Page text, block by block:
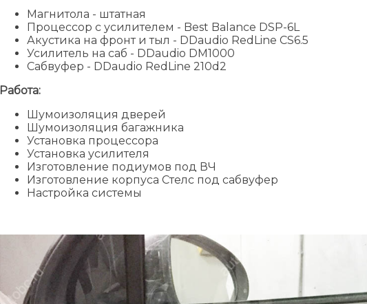
Магнитола - штатная
Процессор с усилителем - Best Balance DSP-6L
Акустика на фронт и тыл - DDaudio RedLine CS6.5
Усилитель на саб - DDaudio DM1000
Сабвуфер - DDaudio RedLine 210d2
Работа:
Шумоизоляция дверей
Шумоизоляция багажника
Установка процессора
Установка усилителя
Изготовление подиумов под ВЧ
Изготовление корпуса Стелс под сабвуфер
Настройка системы